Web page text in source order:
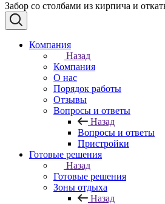
Забор со столбами из кирпича и
Компания
Назад
Компания
О нас
Порядок работы
Отзывы
Вопросы и ответы
Назад
Вопросы и ответы
Пристройки
Готовые решения
Назад
Готовые решения
Зоны отдыха
Назад